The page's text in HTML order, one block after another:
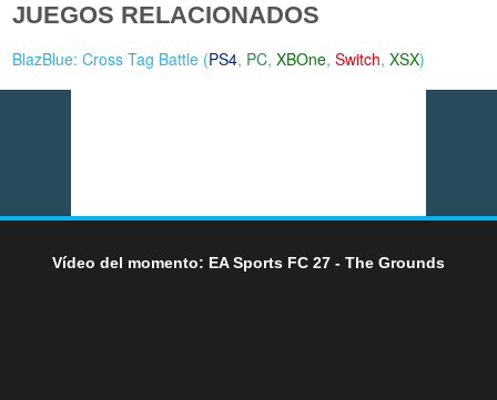
JUEGOS RELACIONADOS
BlazBlue: Cross Tag Battle (PS4, PC,XBOne,Switch,XSX)
Vídeo del momento: EA Sports FC 27 - The Grounds